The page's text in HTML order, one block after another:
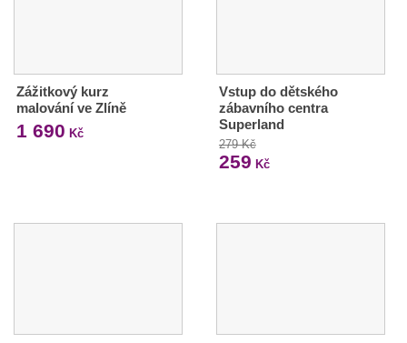
Zážitkový kurz
malování ve Zlíně
1 690 Kč
Vstup do dětského
zábavního centra
Superland
279 Kč
259 Kč